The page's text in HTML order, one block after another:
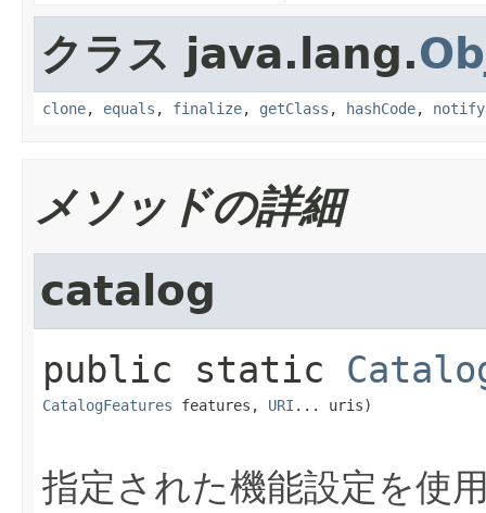
クラス java.lang.
clone, equals , finalize, getClass , hashCode, notify
メソッドの詳細
catalog
public static
CatalogFeatures features, URI ... uris)
指定された機能設定を使